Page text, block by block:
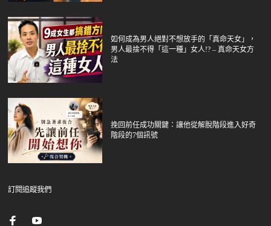
如何成為男人絕對不想放手的「真命天女」，
男人最捨不得「這一種」女人!? – 真命天女方
法
挽回前任成功關鍵：讓他從解脫階段進入好奇
階段的7個訊號
訂閱追蹤我們